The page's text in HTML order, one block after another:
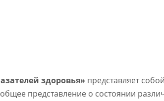
здоровья» представляет
представление о состоянии